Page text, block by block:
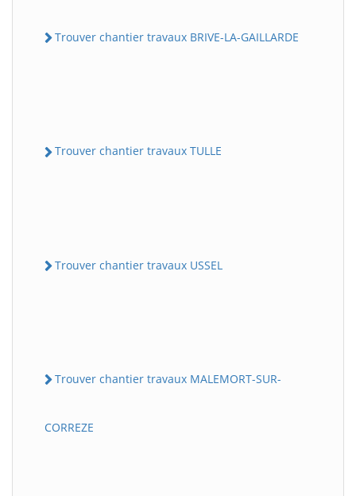
Trouver chantier travaux BRIVE-LA-GAILLARDE
Trouver chantier travaux TULLE
Trouver chantier travaux USSEL
Trouver chantier travaux MALEMORT-SUR-
CORREZE